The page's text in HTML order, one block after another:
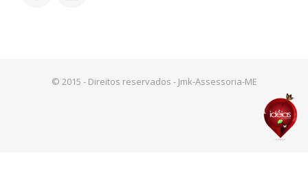
© 2015 - Direitos reservados - Jmk-Assessoria-ME